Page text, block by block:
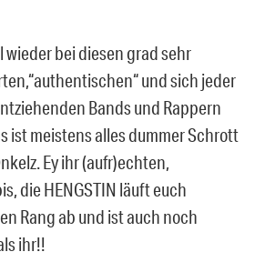
wieder bei diesen grad sehr
und sich jeder
Bands und Rappern
ist meistens alles dummer Schrott
Ey ihr (aufr)echten,
die HENGSTIN läuft euch
Rang ab und ist auch noch
ihr!!